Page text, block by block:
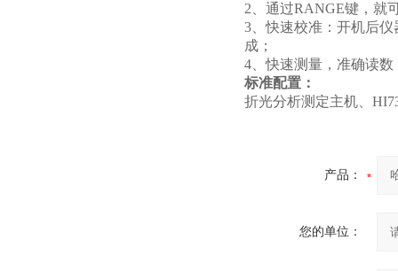
2 、通过RANGE键，就
3 、快速校准：开机后
成；
4 、快速测量，准确读
标准配置：
折光分析测定主机、
产品：
您的单位：